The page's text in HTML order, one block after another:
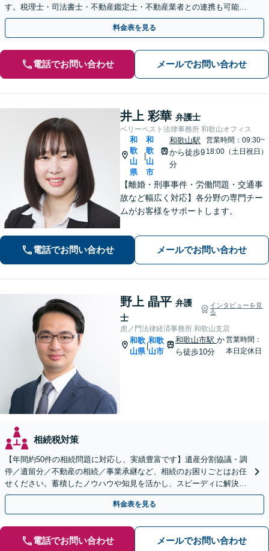
す。税理士・司法書士・不動産鑑定士・不動産業者との連携も可能。
生前対策をお考えの方はお早めにご相談ください
料金表を見る
電話でお問い合わせ メールでお問い合わせ
井上 彩華 弁護士
ベリーベスト法律事務所 和歌山オフィス
和
歌
山
県
和
歌
山
市
和歌山駅
から徒歩9
分
営業時間：09:30~
18:00（土日祝日）
【離婚・刑事事件・労働問題・交通事
故など幅広く対応】各分野の専門チー
ムがお客様をサポートします。
電話でお問い合わせ メールでお問い合わせ
野上 晶平 弁護
士
インタビューを見
る
虎ノ門法律経済事務所 和歌山支店
和歌
山県
和歌
山市
和歌山市駅 か
ら徒歩10分
営業時間：
本日定休日
相続税対策
【年間約50件の相続問題に対応し、実績豊富です】遺産分割協議・調
停／遺留分／不動産の相続／事業承継など、相続のお困りごとはお任
せください。蓄積したノウハウや知見を活かし、スピーディに解決を
目指します【初回相談30分無料】【和歌山市駅５分】
料金表を見る
電話でお問い合わせ メールでお問い合わせ